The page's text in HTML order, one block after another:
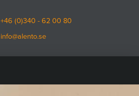
+46 (0)340 - 62 00 80
info@alento.se